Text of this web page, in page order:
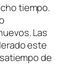
tiempo.
Las
este
de